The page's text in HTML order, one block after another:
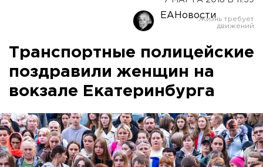
Оренбург
ЕАНовости
Транспортные полицейские
поздравили женщин на
вокзале Екатеринбурга